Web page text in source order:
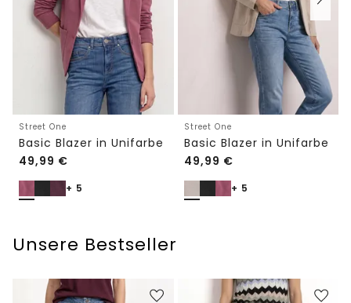
Street One
Basic Blazer in Unifarbe
49,99 €
+ 5
Street One
Basic Blazer in Unifarbe
49,99 €
+ 5
Unsere Bestseller